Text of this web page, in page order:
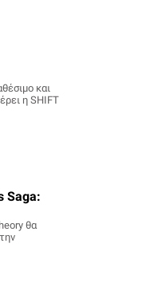
και
η SHIFT
Saga:
θα